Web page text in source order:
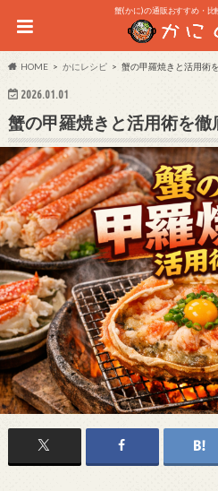
蟹(かに)の通販おすすめ・比
HOME かにレシピ 蟹の甲羅焼きと活用術
2026.01.01
蟹の甲羅焼きと活用術を徹